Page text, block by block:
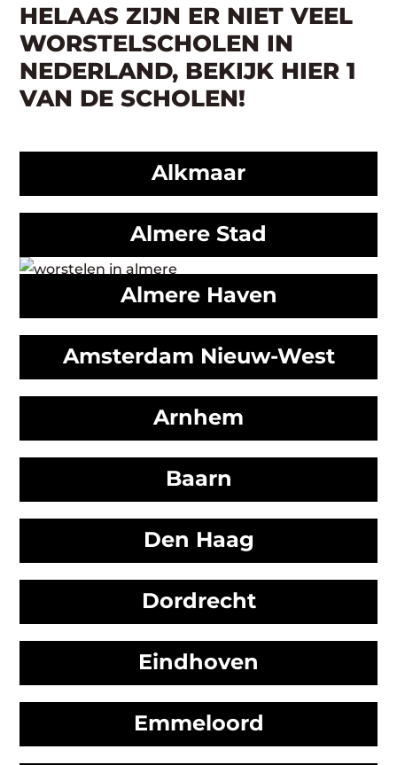
HELAAS ZIJN ER NIET VEEL
WORSTELSCHOLEN IN
NEDERLAND, BEKIJK HIER 1
VAN DE SCHOLEN!
Alkmaar
Almere Stad
Almere Haven
Amsterdam Nieuw-West
Arnhem
Baarn
Den Haag
Dordrecht
Eindhoven
Emmeloord